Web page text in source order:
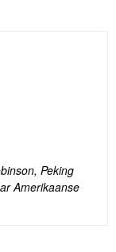
Peking
Amerikaanse